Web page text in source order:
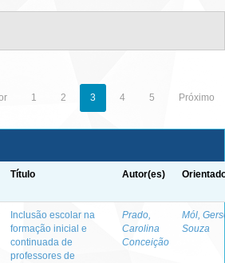
1 2 3 4 5 Próximo
Título Autor(es)
Inclusão escolar na
formação inicial e
continuada de
professores de
Prado,
Carolina
Conceição
Mól,
Souza